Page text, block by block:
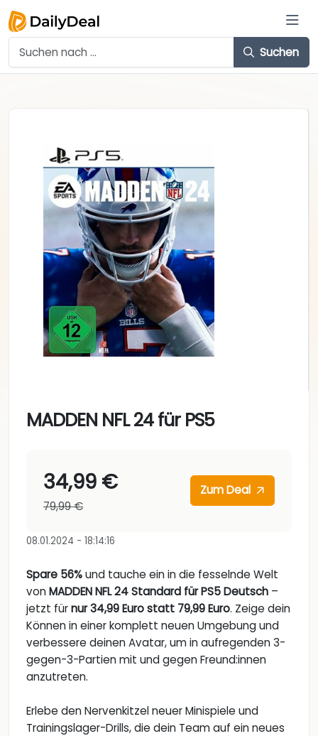
Suchen
MADDEN NFL 24 für PS5
34,99 €
79,99 €
Zum Deal
08.01.2024 - 18:14:16
Spare 56%und tauche ein in die fesselnde Welt
vonMADDEN NFL 24 Standard für PS5 Deutsch –
jetzt fürnur 34,99 Euro statt 79,99 Euro. Zeige dein
Können in einer komplett neuen Umgebung und
verbessere deinen Avatar, um in aufregenden 3-
gegen-3-Partien mit und gegen Freund:innen
anzutreten.
Erlebe den Nervenkitzel neuer Minispiele und
Trainingslager-Drills, die dein Team auf ein neues